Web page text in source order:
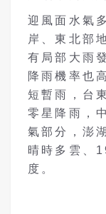
迎風面水氣
岸、東北部
有局部大雨
降雨機率也
短暫雨，台
零星降雨，
氣部分，澎
晴時多雲、
度。